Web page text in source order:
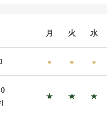
月 火 水
● ● ●
★ ★ ★